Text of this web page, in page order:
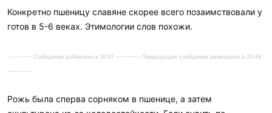
Конкретно пшеницу славяне скорее всего позаимствовали у
готов в 5-6 веках. Этимологии слов похожи.
---------- Сообщение добавлено в 20:51 ---------- Предыдущее сообщение размещено в 20:49
----------
Рожь была сперва сорняком в пшенице, а затем